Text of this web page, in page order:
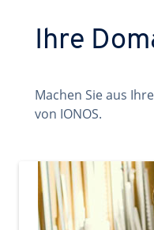
Ihre
Machen Sie aus
von IONOS.